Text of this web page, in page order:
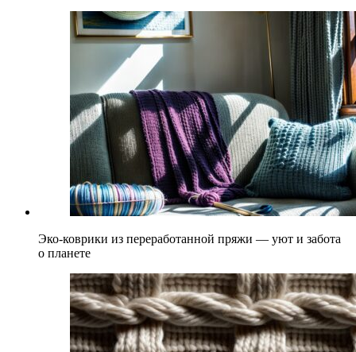
Эко-коврики из переработанной пряжи — уют и забота
о планете